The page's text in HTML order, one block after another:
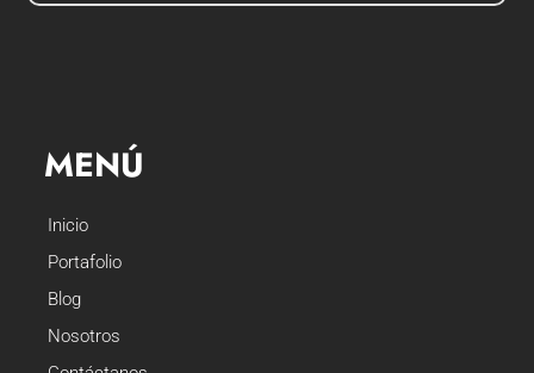
MENÚ
Inicio
Portafolio
Blog
Nosotros